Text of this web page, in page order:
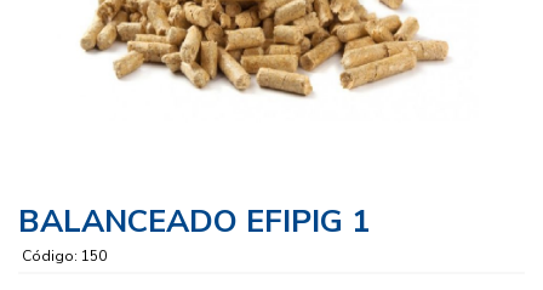
BALANCEADO EFIPIG 1
Código: 150